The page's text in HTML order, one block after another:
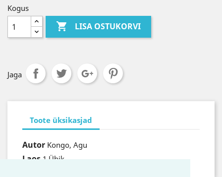
Kogus
 LISA OSTUKORVI
Jaga
Toote üksikasjad
Autor Kongo, Agu
Laos 1 Ühik